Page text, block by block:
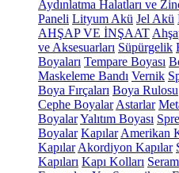
Aydınlatma Halatları ve
Paneli Lityum Akü Jel Akü
AHŞAP VE İNŞAAT
ve Aksesuarları Süpürgelik
Boyaları Tempare Boyası
Maskeleme Bandı Vernik
Boya Fırçaları Boya Rulosu
Cephe Boyalar Astarlar
BoyalarYalıtım Boyası
Boyalar Kapılar Amerikan
Kapılar Akordiyon Kapılar
Kapıları Kapı Kolları